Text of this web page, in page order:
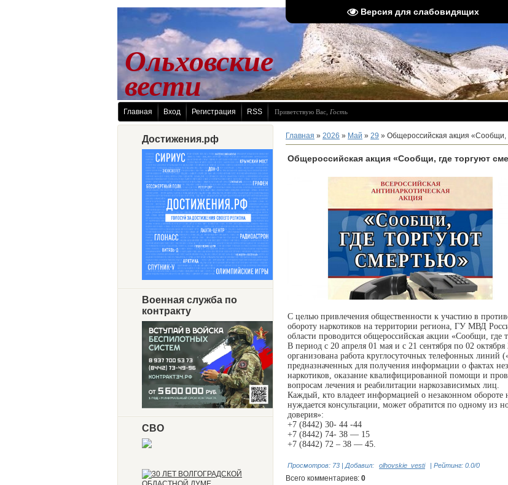
Версия для слабовидящих
Ольховские
вести
Главная Вход Регистрация RSS Приветствую Вас Гость
Достижения.рф
Военная служба по
контракту
СВО
Главная » 2026 » Май » 29 » Общероссийская акция «Сообщи,
Общероссийская акция «Сообщи, где торгуют
С целью привлечения общественности к участию в
обороту наркотиков на территории региона, ГУ МВД
области проводится общероссийская акции «Сообщи, где
В период с 20 апреля 01 мая и с 21 сентября по 02 октября
организована работа круглосуточных телефонных линий
предназначенных для получения информации о фактах
наркотиков, оказание квалифицированной помощи и
вопросам лечения и реабилитации наркозависимых лиц.
Каждый, кто владеет информацией о незаконном обороте
нуждается консультации, может обратится по одному из
доверия»:
+7 (8442) 30- 44 -44
+7 (8442) 74- 38 — 15
+7 (8442) 72 – 38 — 45.
Просмотров: 73 | Добавил: olhovskie_vesti | Рейтинг: 0.0/0
Всего комментариев: 0